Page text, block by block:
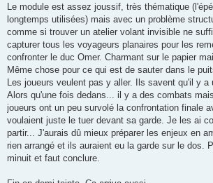
Le module est assez joussif, très thématique
longtemps utilisées) mais avec un problème
comme si trouver un atelier volant invisible ne
capturer tous les voyageurs planaires pour les
confronter le duc Omer. Charmant sur le papier
Même chose pour ce qui est de sauter dans le
Les joueurs veulent pas y aller. Ils savent qu'il y a
Alors qu'une fois dedans... il y a des combats
joueurs ont un peu survolé la confrontation finale
voulaient juste le tuer devant sa garde. Je les ai
partir... J'aurais dû mieux préparer les enjeux en
rien arrangé et ils auraient eu la garde sur le dos.
minuit et faut conclure.